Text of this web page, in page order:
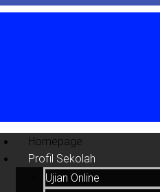
Homepage
Profil Sekolah
Ujian Online